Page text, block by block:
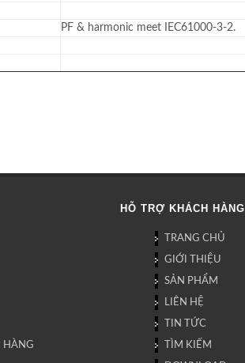
PF & harmonic meet IEC61000-3-2.
HÀNG
HỖ TRỢ KHÁCH HÀNG
TRANG CHỦ
GIỚI THIỆU
SẢN PHẨM
LIÊN HỆ
TIN TỨC
TÌM KIẾM